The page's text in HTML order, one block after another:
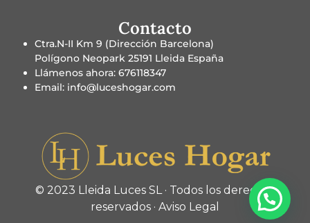
Contacto
Ctra.N-II Km 9 (Dirección Barcelona)
Polígono Neopark 25191 Lleida España
Llámenos ahora: 676118347
Email: info@luceshogar.com
© 2023 Lleida Luces SL · Todos los derechos
reservados · Aviso Legal